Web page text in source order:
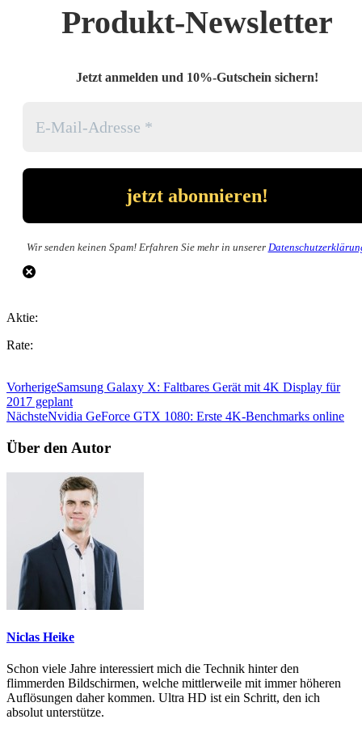
Produkt-Newsletter
Jetzt anmelden und 10%-Gutschein sichern!
Wir senden keinen Spam! Erfahren Sie mehr in unserer
Aktie:
Rate:
VorherigeSamsung Galaxy X: Faltbares Gerät mit 4K Display für
2017 geplant
NächsteNvidia GeForce GTX 1080: Erste 4K-Benchmarks online
Über den Autor
Niclas Heike
Schon viele Jahre interessiert mich die Technik hinter den
flimmerden Bildschirmen, welche mittlerweile mit immer höheren
Auflösungen daher kommen. Ultra HD ist ein Schritt, den ich
absolut unterstütze.